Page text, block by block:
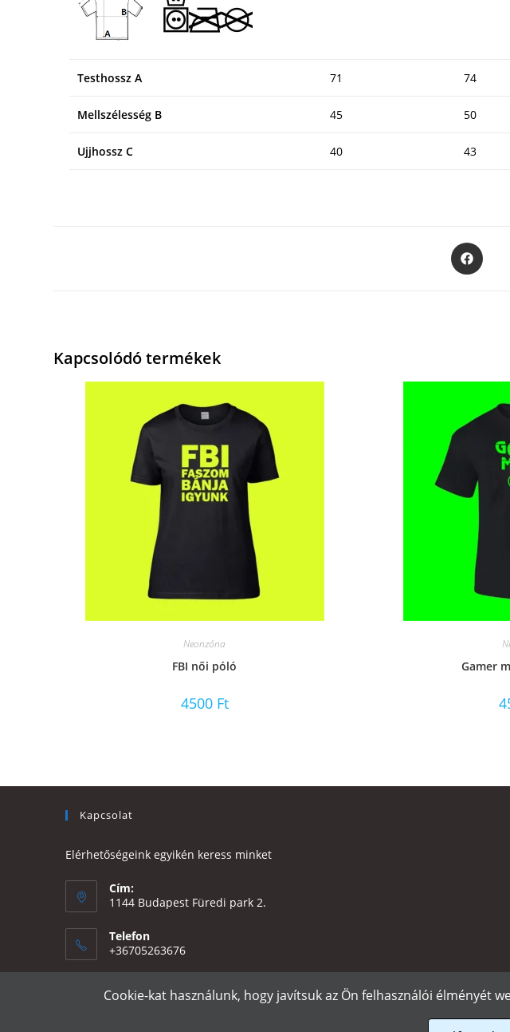
Testhossz A 71 74
Mellszélesség B 45 50
Ujjhossz C 40 43
Opens
in
Kapcsolódó termékek
Neonzóna
FBI női póló
4500 Ft
Gamer
Kapcsolat
Elérhetőségeink egyikén keress minket
Cím:
1144 Budapest Füredi park 2.
Telefon
+36705263676
eszter@e-design.huOpens
Cookie-kat használunk, hogy javítsuk az Ön felhasználói élményét